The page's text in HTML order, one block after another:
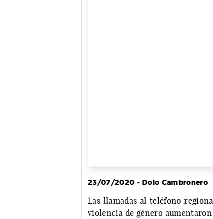
23/07/2020 - Dolo Cambronero
Las llamadas al teléfono
violencia de género